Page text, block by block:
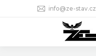
info@ze-stav.cz